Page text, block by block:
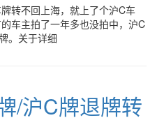
转不回上海，就上了个沪C车
车主拍了一年多也没拍中，沪C
。关于详细
/沪C牌退牌转